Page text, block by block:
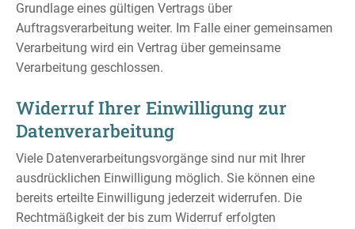
Grundlage eines gültigen Vertrags über
Auftragsverarbeitung weiter. Im Falle einer gemeinsamen
Verarbeitung wird ein Vertrag über gemeinsame
Verarbeitung geschlossen.
Widerruf Ihrer Einwilligung zur
Datenverarbeitung
Viele Datenverarbeitungsvorgänge sind nur mit Ihrer
ausdrücklichen Einwilligung möglich. Sie können eine
bereits erteilte Einwilligung jederzeit widerrufen. Die
Rechtmäßigkeit der bis zum Widerruf erfolgten